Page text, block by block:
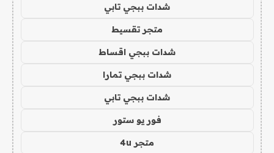
شدات ببجي تابي
متجر تقسيط
شدات ببجي اقساط
شدات ببجي تمارا
شدات ببجي تابي
فور يو ستور
متجر 4u